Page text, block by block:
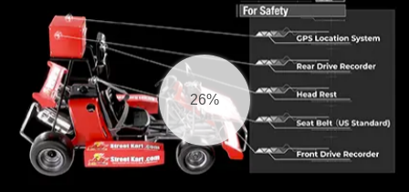
27%